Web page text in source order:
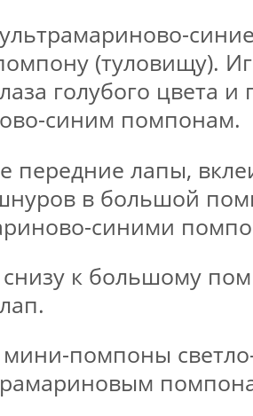
(туловищу).
голубого цвета
синим помпонам.
передние лапы,
в большой
синими
к большому
помпоны